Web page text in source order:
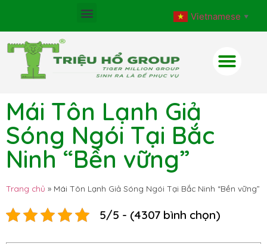
Vietnamese ▼
Mái Tôn Lạnh Giả
Sóng Ngói Tại Bắc
Ninh “Bền vững”
Trang chủ » Mái Tôn Lạnh Giả Sóng Ngói Tại Bắc Ninh “Bền vững”
5/5 - (4307 bình chọn)